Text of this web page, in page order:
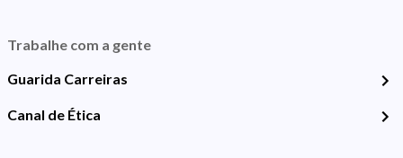
Trabalhe com a gente
Guarida Carreiras
Canal de Ética